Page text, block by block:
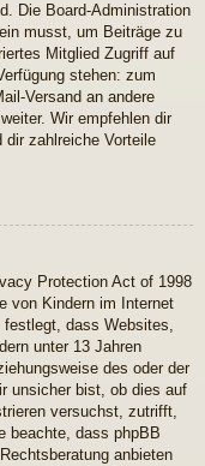
Die Board-Administration
musst, um Beiträge zu
Mitglied Zugriff auf
stehen: zum
Versand an andere
Wir empfehlen dir
zahlreiche Vorteile
Protection Act of 1998
von Kindern im Internet
dass Websites,
unter 13 Jahren
des oder der
unsicher bist, ob dies auf
versuchst, zutrifft,
beachte, dass phpBB
anbieten